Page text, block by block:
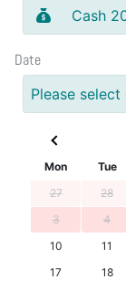
Cash
Date
Please select
Mon
Tue
27
28
3
4
10
11
17
18